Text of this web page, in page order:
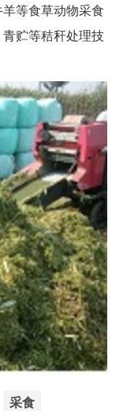
等食草动物采食
贮等秸秆处理技
采食